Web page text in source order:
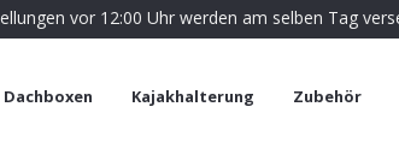
vor 12:00 Uhr werden am selben Tag
Dachboxen Kajakhalterung Zubehör